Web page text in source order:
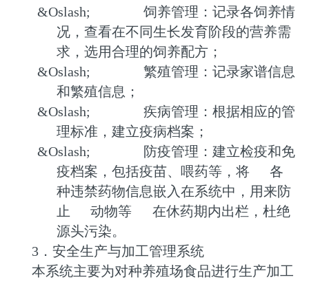
&Oslash;
饲养管理：记录各饲养情
况，查看在不同生长发育阶段的营养需
求，选用合理的饲养配方；
&Oslash;
繁殖管理：记录家谱信息
和繁殖信息；
&Oslash;
疾病管理：根据相应的管
理标准，建立疫病档案；
&Oslash;
防疫管理：建立检疫和免
疫档案，包括疫苗、喂药等，将
各
种违禁药物信息嵌入在系统中，用来防
止
动物等
在休药期内出栏，杜绝
源头污染。
3．安全生产与加工管理系统
本系统主要为对种养殖场食品进行生产加工